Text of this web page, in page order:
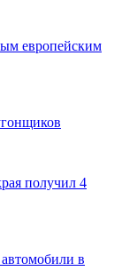
европейским
получил 4
в